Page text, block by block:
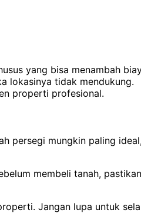
yang bisa menambah
lokasinya tidak mendukung.
properti profesional.
persegi mungkin paling
membeli tanah,
Jangan lupa untuk